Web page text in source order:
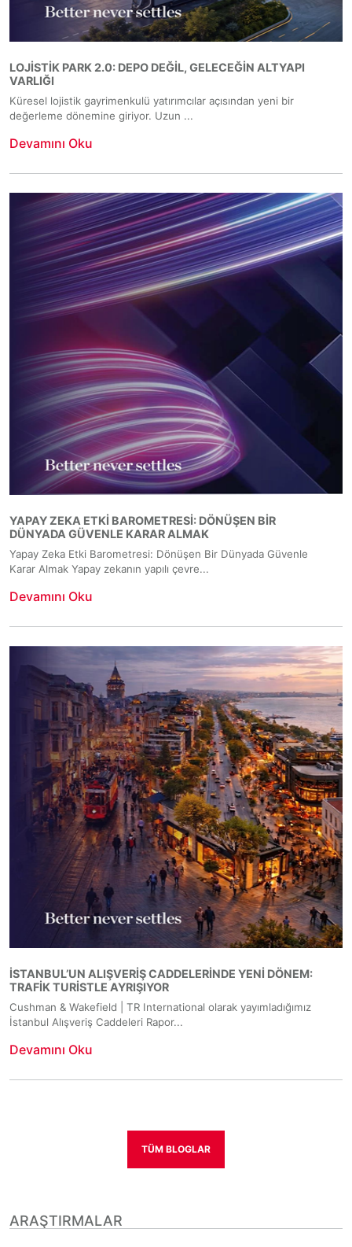
LOJISTIK PARK 2.0: DEPO DEĞIL, GELECEĞIN ALTYAPI
VARLIĞI
Küresel lojistik gayrimenkulü yatırımcılar açısından yeni bir
değerleme dönemine giriyor. Uzun ...
Devamını Oku
YAPAY ZEKA ETKI BAROMETRESI: DÖNÜŞEN BIR
DÜNYADA GÜVENLE KARAR ALMAK
Yapay Zeka Etki Barometresi: Dönüşen Bir Dünyada Güvenle
Karar Almak Yapay zekanın yapılı çevre...
Devamını Oku
İSTANBUL’UN ALIŞVERIŞ CADDELERINDE YENI DÖNEM:
TRAFIK TURISTLE AYRIŞIYOR
Cushman & Wakefield | TR International olarak yayımladığımız
İstanbul Alışveriş Caddeleri Rapor...
Devamını Oku
TÜM BLOGLAR
ARAŞTIRMALAR